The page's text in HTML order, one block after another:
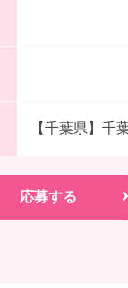
【千葉県】千